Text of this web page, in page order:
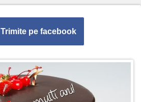
Trimite pe facebook